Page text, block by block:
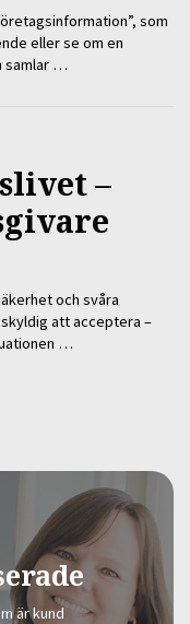
som
eller se om en
samlar …
–
och svåra
att acceptera –
…
är kund